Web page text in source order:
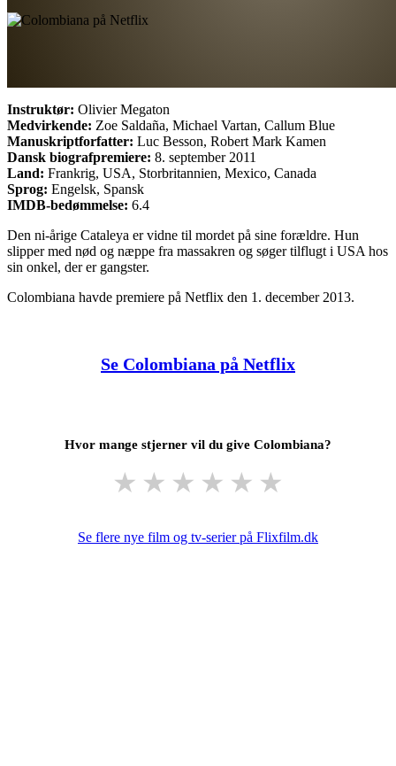
Instruktør: Olivier Megaton
Medvirkende: Zoe Saldaña, Michael Vartan, Callum Blue
Manuskriptforfatter: Luc Besson, Robert Mark Kamen
Dansk biografpremiere: 8. september 2011
Land: Frankrig, USA, Storbritannien, Mexico, Canada
Sprog: Engelsk, Spansk
IMDB-bedømmelse: 6.4
Den ni-årige Cataleya er vidne til mordet på sine forældre. Hun
slipper med nød og næppe fra massakren og søger tilflugt i USA hos
sin onkel, der er gangster.
Colombiana havde premiere på Netflix den 1. december 2013.
Se Colombiana på Netflix
Hvor mange stjerner vil du give Colombiana?
★ ★ ★ ★ ★ ★
Se flere nye film og tv-serier på Flixfilm.dk